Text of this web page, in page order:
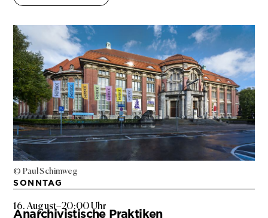
© Paul Schimweg
SONNTAG
16. August–20:00 Uhr
Anarchivistische Praktiken